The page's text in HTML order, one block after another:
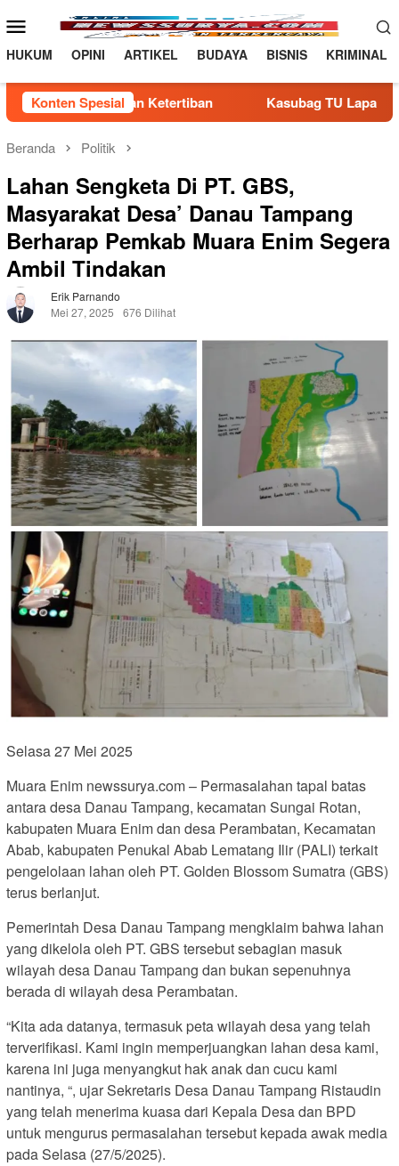
ke
konten
Menu
Mobile
HUKUM OPINI ARTIKEL BUDAYA BISNIS KRIMINAL
Konten SpesialKasubag TU Lapas Pasir Pangarayan Wakili
Beranda Politik
Lahan Sengketa Di PT. GBS,
Masyarakat Desa’ Danau Tampang
Berharap Pemkab Muara Enim Segera
Ambil Tindakan
Erik Parnando
Mei 27, 2025
676 Dilihat
Selasa 27 Mei 2025
Muara Enim newssurya.com – Permasalahan tapal batas
antara desa Danau Tampang, kecamatan Sungai Rotan,
kabupaten Muara Enim dan desa Perambatan, Kecamatan
Abab, kabupaten Penukal Abab Lematang Ilir (PALI) terkait
pengelolaan lahan oleh PT. Golden Blossom Sumatra (GBS)
terus berlanjut.
Pemerintah Desa Danau Tampang mengklaim bahwa lahan
yang dikelola oleh PT. GBS tersebut sebagian masuk
wilayah desa Danau Tampang dan bukan sepenuhnya
berada di wilayah desa Perambatan.
“Kita ada datanya, termasuk peta wilayah desa yang telah
terverifikasi. Kami ingin memperjuangkan lahan desa kami,
karena ini juga menyangkut hak anak dan cucu kami
nantinya, “, ujar Sekretaris Desa Danau Tampang Ristaudin
yang telah menerima kuasa dari Kepala Desa dan BPD
untuk mengurus permasalahan tersebut kepada awak media
pada Selasa (27/5/2025).